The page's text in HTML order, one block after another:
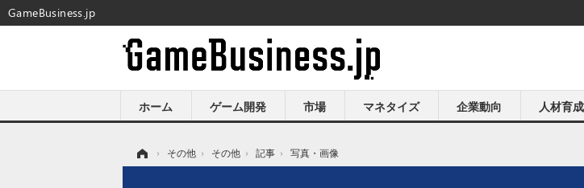
ホーム ゲーム開発 市場 マネタイズ 企業動向 人材育成
› その他 › その他 › 記事 › 写真・画像
GameBusiness.jp